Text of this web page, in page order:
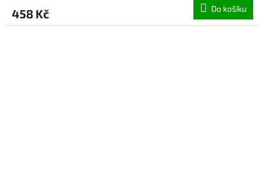
458 Kč Do košíku